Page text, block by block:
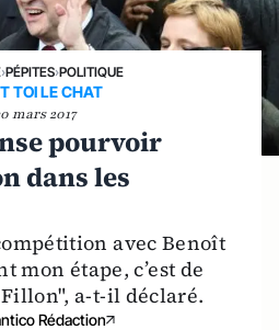
›PÉPITES›POLITIQUE
TOI LE CHAT
mars 2017
pourvoir
dans les
avec Benoît
mon étape, c’est de
a-t-il déclaré.
Rédaction